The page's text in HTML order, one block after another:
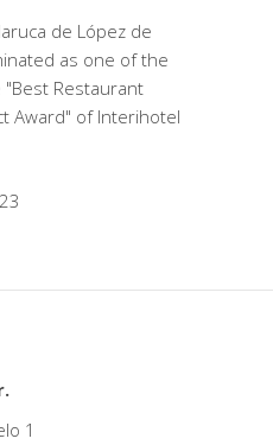
de López de
as one of the
Restaurant
Award" of Interihotel
1